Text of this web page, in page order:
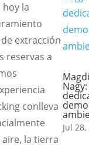
la
extracción
reservas a
conlleva
la tierra
Jul